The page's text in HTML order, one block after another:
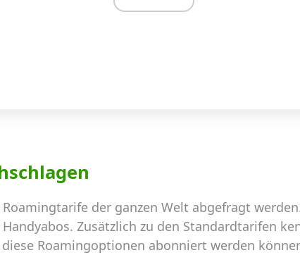
der ganzen Welt abgefragt
Zusätzlich zu den Standardtarifen
Roamingoptionen abonniert werden